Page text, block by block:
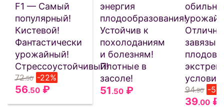
F1 — Самый
популярный!
Кистевой!
Фантастически
урожайный!
Стрессоустойчивый!
72.50 -22%
56.50 ₽
энергия
плодообразования!
Устойчив к
похолоданиям
и болезням!
Плотные в
засоле!
51.50 ₽
урожай!
плодов в
94.90 -
39.00 ₽